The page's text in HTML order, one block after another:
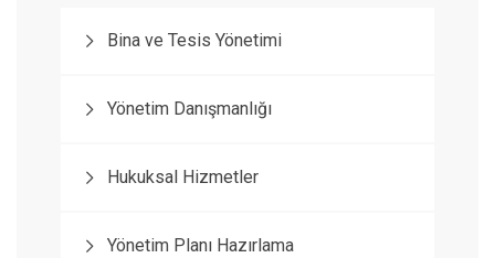
Bina ve Tesis Yönetimi
Yönetim Danışmanlığı
Hukuksal Hizmetler
Yönetim Planı Hazırlama